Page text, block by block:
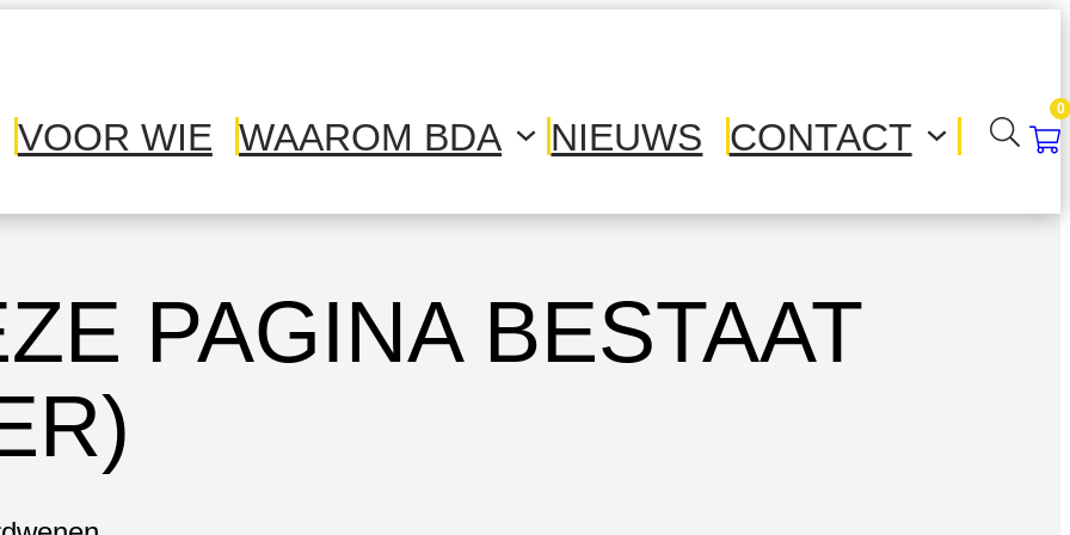
VOOR WIE WAAROM BDA NIEUWS CONTACT
0
PAGINA BESTAAT